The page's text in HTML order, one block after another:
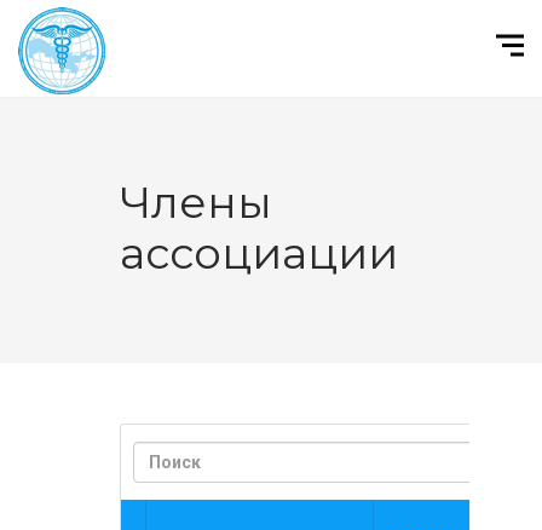
Члены
ассоциации